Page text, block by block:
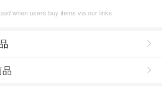
when users buy items via our links.